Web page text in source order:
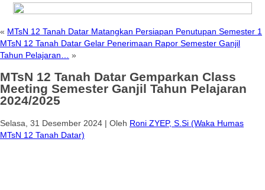
« MTsN 12 Tanah Datar Matangkan Persiapan Penutupan Semester 1
MTsN 12 Tanah Datar Gelar Penerimaan Rapor Semester Ganjil
Tahun Pelajaran…
»
MTsN 12 Tanah Datar Gemparkan Class
Meeting Semester Ganjil Tahun Pelajaran
2024/2025
Selasa, 31 Desember 2024 | Oleh Roni ZYEP, S.Si (Waka Humas
MTsN 12 Tanah Datar)